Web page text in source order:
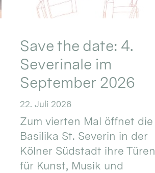
Save the date: 4.
Severinale im
September 2026
22. Juli 2026
Zum vierten Mal öffnet die
Basilika St. Severin in der
Kölner Südstadt ihre Türen
für Kunst, Musik und